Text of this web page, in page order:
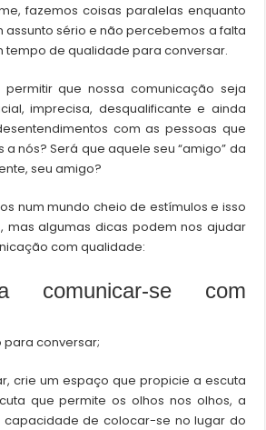
fazemos coisas paralelas enquanto
assunto sério e não percebemos a falta
tempo de qualidade para conversar.
que nossa comunicação seja
imprecisa, desqualificante e ainda
com as pessoas que
nós? Será que aquele seu “amigo” da
seu amigo?
num mundo cheio de estímulos e isso
mas algumas dicas podem nos ajudar
com qualidade:
comunicar-se com
para conversar;
crie um espaço que propicie a escuta
que permite os olhos nos olhos, a
de colocar-se no lugar do